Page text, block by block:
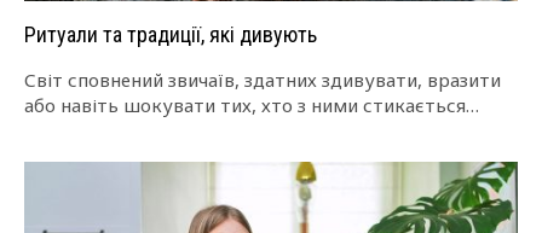
Ритуали та традиції, які дивують
Світ сповнений звичаїв, здатних здивувати, вразити
або навіть шокувати тих, хто з ними стикається